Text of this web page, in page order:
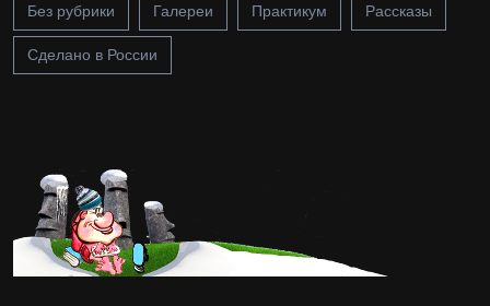
Без рубрики Галереи Практикум Рассказы
Сделано в России